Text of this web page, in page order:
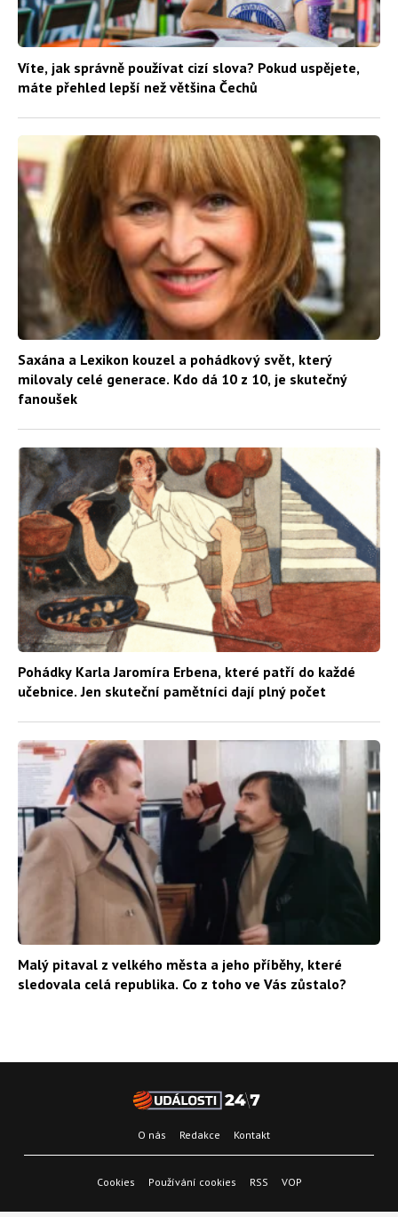
Víte, jak správně používat cizí slova? Pokud uspějete,
máte přehled lepší než většina Čechů
Saxána a Lexikon kouzel a pohádkový svět, který
milovaly celé generace. Kdo dá 10 z 10, je skutečný
fanoušek
Pohádky Karla Jaromíra Erbena, které patří do každé
učebnice. Jen skuteční pamětníci dají plný počet
Malý pitaval z velkého města a jeho příběhy, které
sledovala celá republika. Co z toho ve Vás zůstalo?
O nás Redakce Kontakt
Cookies Používání cookies RSS VOP